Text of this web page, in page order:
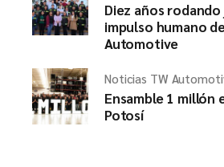
Diez años
impulso humano
Automotive
Noticias TW
Ensamble 1 millón
Potosí